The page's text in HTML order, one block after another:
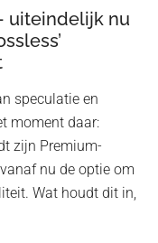
uiteindelijk nu
speculatie en
moment daar:
zijn Premium-
nu de optie om
Wat houdt dit in,